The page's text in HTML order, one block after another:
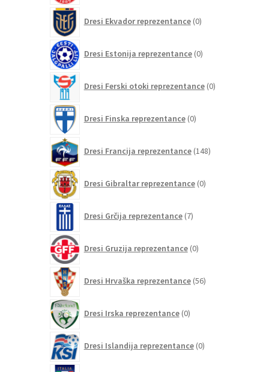
Dresi Ekvador reprezentance 0izdelkov
Dresi Estonija reprezentance 0izdelkov
Dresi Ferski otoki reprezentance 0izdelkov
Dresi Finska reprezentance 0izdelkov
Dresi Francija reprezentance 148izdelkov
Dresi Gibraltar reprezentance 0izdelkov
Dresi Grčija reprezentance 7izdelkov
Dresi Gruzija reprezentance 0izdelkov
Dresi Hrvaška reprezentance 56izdelkov
Dresi Irska reprezentance 0izdelkov
Dresi Islandija reprezentance 0izdelkov